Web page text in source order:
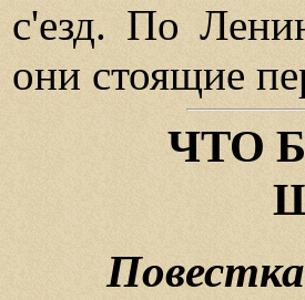
с'езд. По
они стоящие
ЧТО